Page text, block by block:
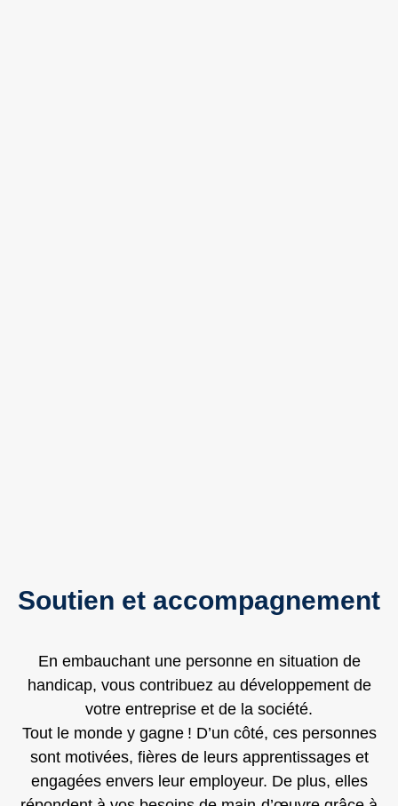
Soutien et accompagnement
En embauchant une personne en situation de
handicap, vous contribuez au développement de
votre entreprise et de la société.
Tout le monde y gagne ! D’un côté, ces personnes
sont motivées, fières de leurs apprentissages et
engagées envers leur employeur. De plus, elles